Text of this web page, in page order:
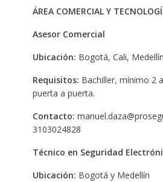
ÁREA COMERCIAL Y
Asesor Comercial
Ubicación: Bogotá, Cali, Medellín
Requisitos: Bachiller, mínimo 2
puerta a puerta.
Contacto:
3103024828
Técnico en Seguridad
Ubicación: Bogotá y Medellín